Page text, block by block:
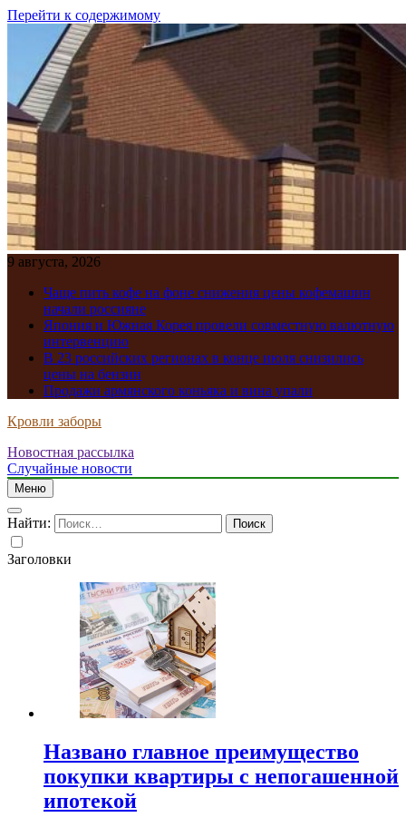
Перейти к содержимому
9 августа, 2026
Чаще пить кофе на фоне снижения цены кофемашин
начали россияне
Япония и Южная Корея провели совместную валютную
интервенцию
В 23 российских регионах в конце июля снизились
цены на бензин
Продажи армянского коньяка и вина упали
Кровли заборы
Новостная рассылка
Случайные новости
Меню
Найти:
Заголовки
Названо главное преимущество
покупки квартиры с непогашенной
ипотекой